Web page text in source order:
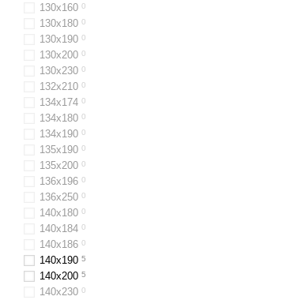
130х160 0
130x180 0
130х190 0
130x200 0
130x230 0
132х210 0
134х174 0
134х180 0
134х190 0
135х190 0
135х200 0
136х196 0
136x250 0
140х180 0
140х184 0
140х186 0
140x190 5
140x200 5
140x230 0